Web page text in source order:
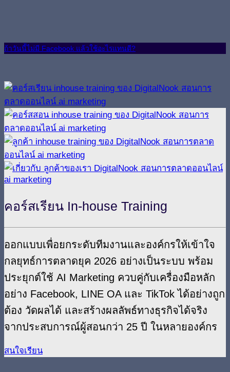
ถ้าวันนี้ไม่มี Facebook แล้วใช้อะไรแทนดี?
คอร์สเรียน In-house Training
ออกแบบเพื่อยกระดับทีมงานและองค์กรให้เข้าใจ
กลยุทธ์การตลาดยุค 2026 อย่างเป็นระบบ พร้อม
ประยุกต์ใช้ AI Marketing ควบคู่กับเครื่องมือหลัก
อย่าง Facebook, LINE OA และ TikTok ได้อย่างถูก
ต้อง วัดผลได้ และสร้างผลลัพธ์ทางธุรกิจได้จริง
จากประสบการณ์ผู้สอนกว่า 25 ปี ในหลายองค์กร
สนใจเรียน